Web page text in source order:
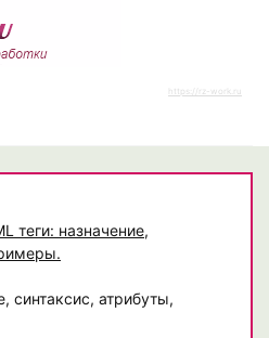
https://rz-work.ru
теги: назначение,
синтаксис, атрибуты,